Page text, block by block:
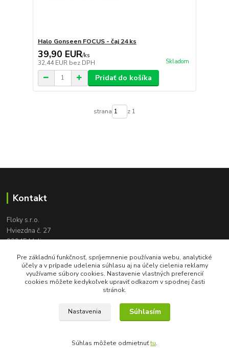
Halo Gonseen FOCUS - čaj 24 ks
39,90 EUR/ks
32,44 EUR bez DPH Skladom
Pridať do košíka
strana z 1
Kontakt
Floky s.r.o.
Hviezdna č. 27
90045 Malinovo
+421 905 617 131
floky2004@gmail.com
Pre základnú funkčnosť, spríjemnenie používania webu, analytické
účely a v prípade udelenia súhlasu aj na účely cielenia reklamy
využívame súbory cookies. Nastavenie vlastných preferencií
cookies môžete kedykoľvek upraviť odkazom v spodnej časti
stránok.
Nastavenia Súhlasím
Súhlas môžete odmietnuťtu.